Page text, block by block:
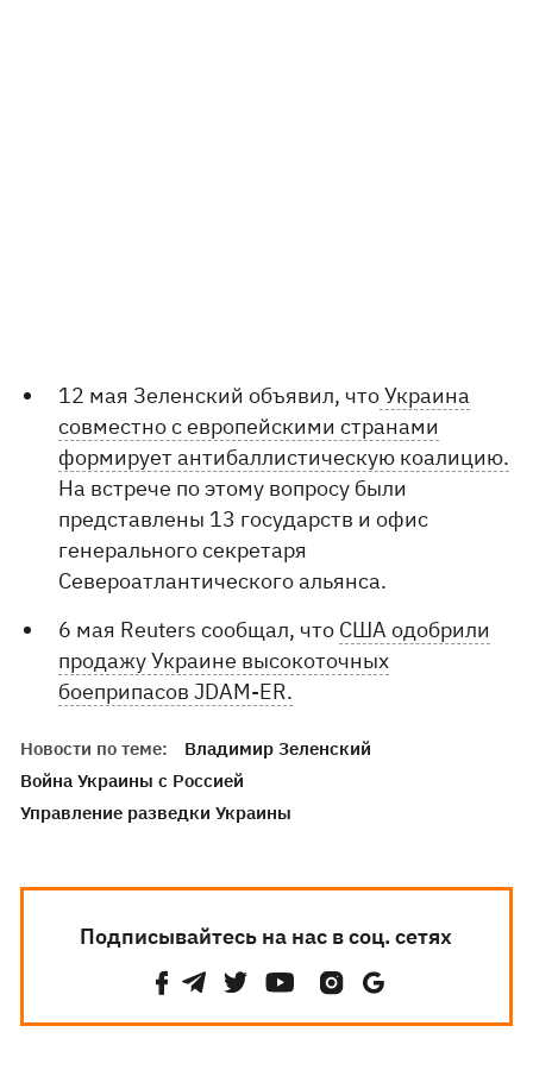
12 мая Зеленский объявил, чтоУкраина
совместно с европейскими странами
формирует антибаллистическую коалицию.
На встрече по этому вопросу были
представлены 13 государств и офис
генерального секретаря
Североатлантического альянса.
6 мая Reuters сообщал, что США одобрили
продажу Украине высокоточных
боеприпасов JDAM-ER.
Новости по теме:
Владимир Зеленский
Война Украины с Россией
Управление разведки Украины
Подписывайтесь на нас в соц. сетях